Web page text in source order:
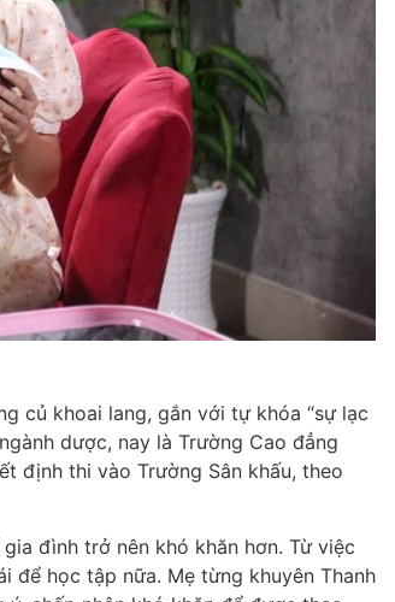
củ khoai lang, gắn với tự khóa “sự lạc
dược, nay là Trường Cao đẳng
định thi vào Trường Sân khấu, theo
đình trở nên khó khăn hơn. Từ việc
để học tập nữa. Mẹ từng khuyên Thanh